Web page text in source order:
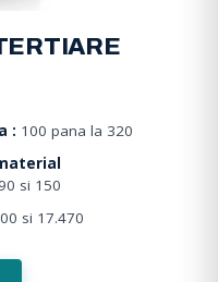
: 100 pana la 320
si 150
si 17.470